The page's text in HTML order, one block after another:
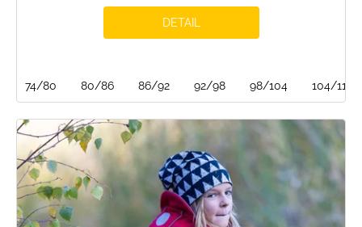
DETAIL
74/80 80/86 86/92 92/98 98/104 104/110